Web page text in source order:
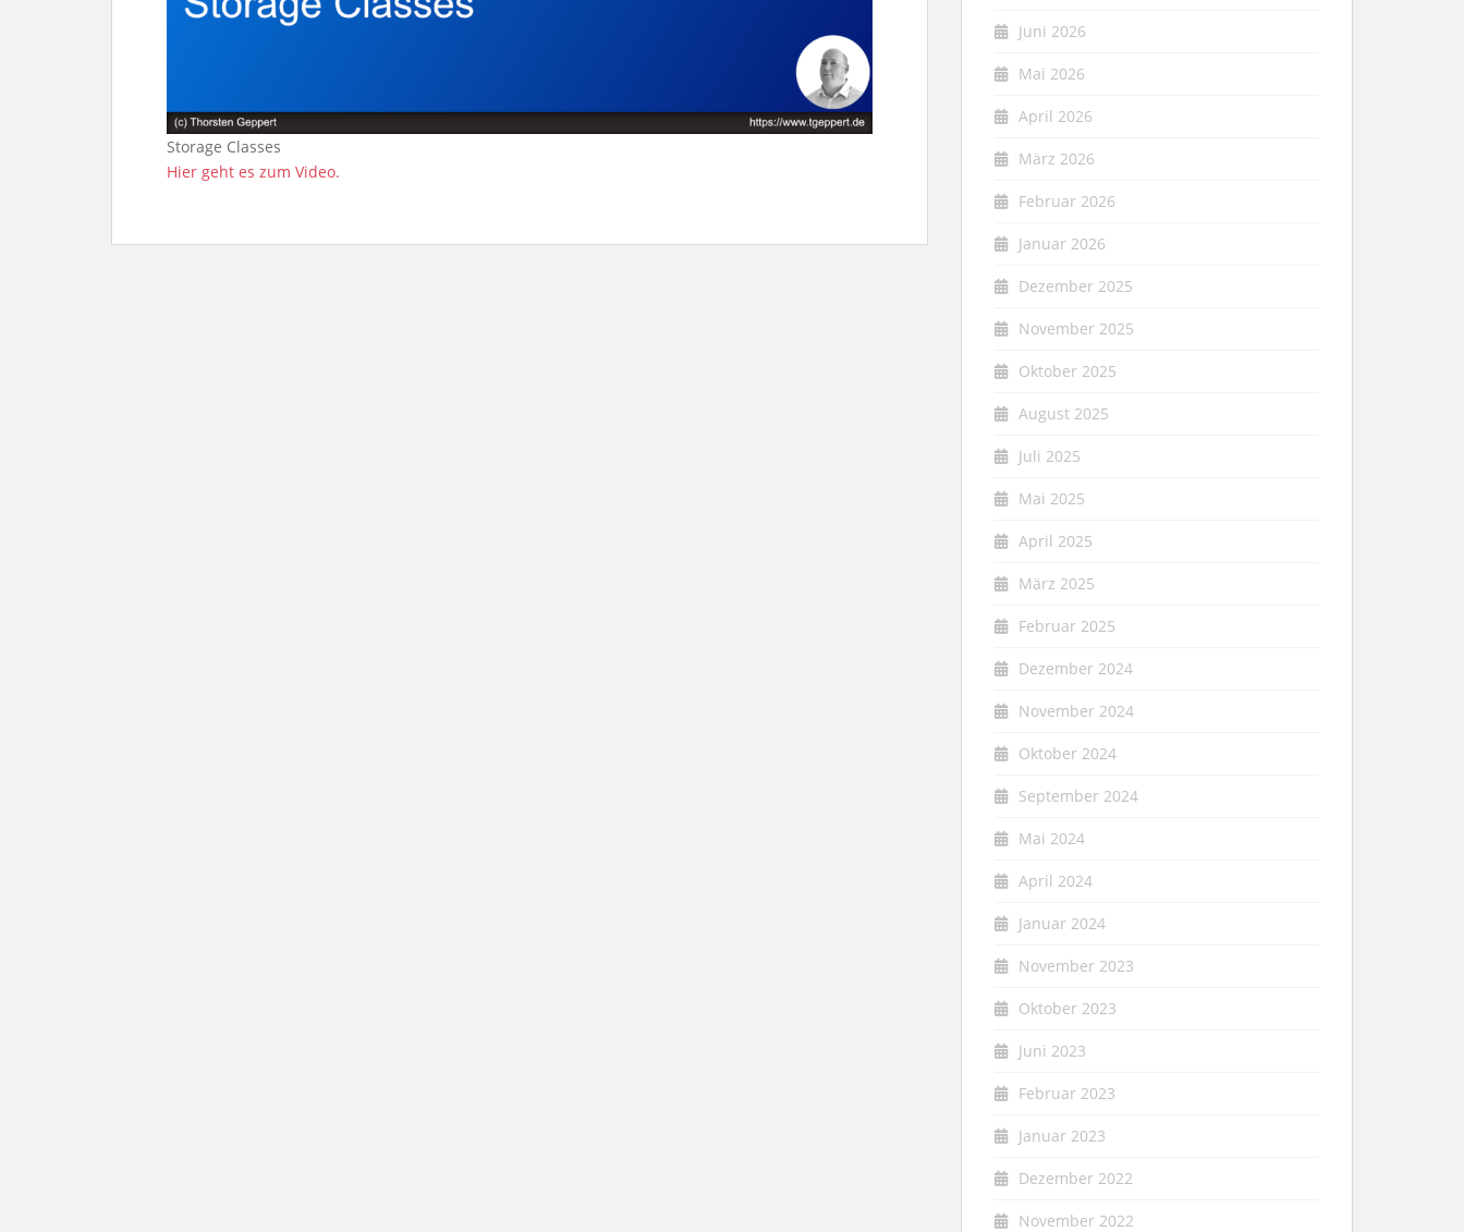
Storage Classes
Hier geht es zum Video.
Juni 2026
Mai 2026
April 2026
März 2026
Februar 2026
Januar 2026
Dezember 2025
November 2025
Oktober 2025
August 2025
Juli 2025
Mai 2025
April 2025
März 2025
Februar 2025
Dezember 2024
November 2024
Oktober 2024
September 2024
Mai 2024
April 2024
Januar 2024
November 2023
Oktober 2023
Juni 2023
Februar 2023
Januar 2023
Dezember 2022
November 2022